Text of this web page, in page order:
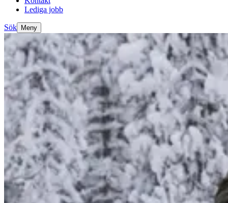
Lediga jobb
Sök Meny